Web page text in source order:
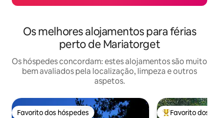
Os melhores alojamentos para férias
perto de Mariatorget
Os hóspedes concordam: estes alojamentos são muito
bem avaliados pela localização, limpeza e outros
aspetos.
Favorito dos hóspedes Favorito dos